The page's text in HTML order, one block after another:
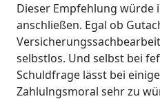
Dieser Empfehlung würde
anschließen. Egal ob
selbstlos. Und selbst bei
Schuldfrage lässt bei
Zahlulngsmoral sehr zu